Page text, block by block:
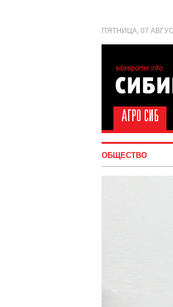
ПЯТНИЦА, 07
ОБЩЕСТВО